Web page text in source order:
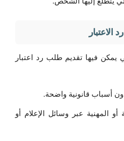
يمكن فيها تقديم طلب رد اعتبار
أسباب قانونية واضحة.
المهنية عبر وسائل الإعلام أو